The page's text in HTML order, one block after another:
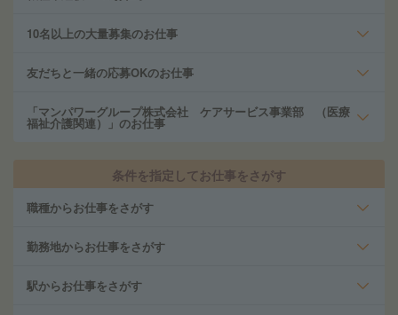
10名以上の大量募集のお仕事
友だちと一緒の応募OKのお仕事
「マンパワーグループ株式会社 ケアサービス事業部 （医療
福祉介護関連）」のお仕事
条件を指定してお仕事をさがす
職種からお仕事をさがす
勤務地からお仕事をさがす
駅からお仕事をさがす